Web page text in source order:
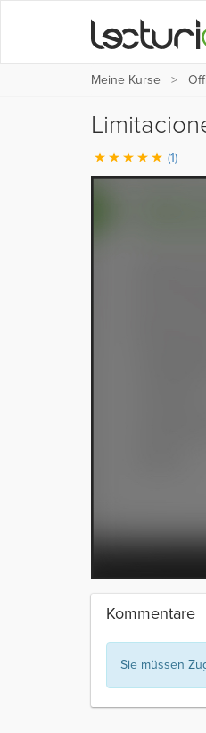
Meine Kurse
(1)
Kommentare
Sie müssen